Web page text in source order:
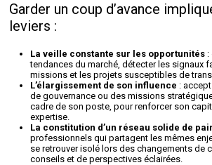
Garder un coup d’avance
leviers :
La veille constante sur les opportunités :
tendances du marché, détecter les signaux
missions et les projets susceptibles de
L’élargissement de son influence :
de gouvernance ou des missions
cadre de son poste, pour renforcer son
expertise.
La constitution d’un réseau solide de
professionnels qui partagent les mêmes
se retrouver isolé lors des changements de
conseils et de perspectives éclairées.